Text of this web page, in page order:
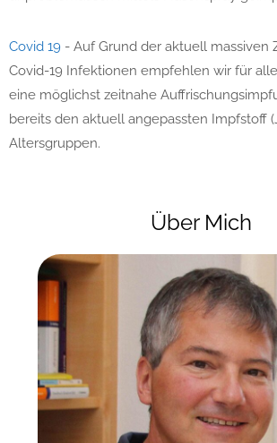
Covid 19 - Auf Grund der aktuell massiven
Covid-19 Infektionen empfehlen wir für
eine möglichst zeitnahe
bereits den aktuell angepassten Impfstoff
Altersgruppen.
Über Mich